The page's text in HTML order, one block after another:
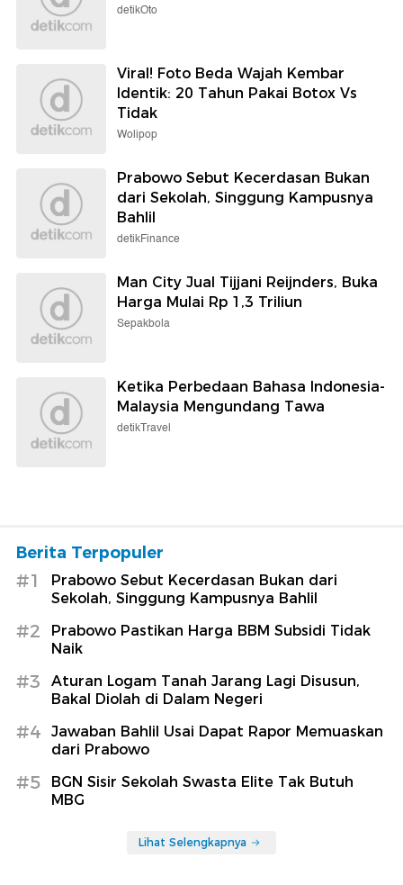
detikOto
Viral! Foto Beda Wajah Kembar
Identik: 20 Tahun Pakai Botox Vs
Tidak
Wolipop
Prabowo Sebut Kecerdasan Bukan
dari Sekolah, Singgung Kampusnya
Bahlil
detikFinance
Man City Jual Tijjani Reijnders, Buka
Harga Mulai Rp 1,3 Triliun
Sepakbola
Ketika Perbedaan Bahasa Indonesia-
Malaysia Mengundang Tawa
detikTravel
Berita Terpopuler
#1
Prabowo Sebut Kecerdasan Bukan dari
Sekolah, Singgung Kampusnya Bahlil
#2
Prabowo Pastikan Harga BBM Subsidi Tidak
Naik
#3
Aturan Logam Tanah Jarang Lagi Disusun,
Bakal Diolah di Dalam Negeri
#4
Jawaban Bahlil Usai Dapat Rapor Memuaskan
dari Prabowo
#5
BGN Sisir Sekolah Swasta Elite Tak Butuh
MBG
Lihat Selengkapnya